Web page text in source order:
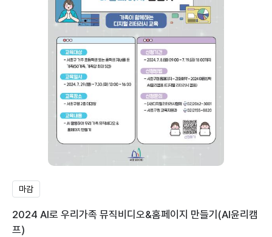
마감
2024 AI로 우리가족 뮤직비디오&홈페이지 만들기(AI윤리캠
프)